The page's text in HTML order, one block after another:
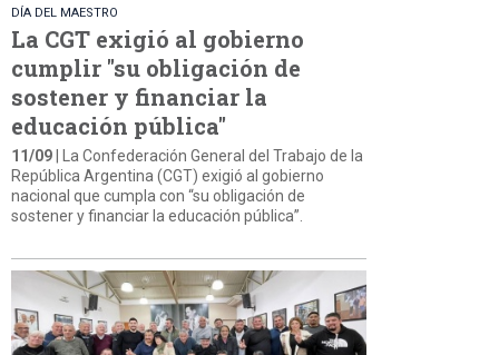
DÍA DEL MAESTRO
La CGT exigió al gobierno
cumplir "su obligación de
sostener y financiar la
educación pública"
11/09 | La Confederación General del Trabajo de la
República Argentina (CGT) exigió al gobierno
nacional que cumpla con “su obligación de
sostener y financiar la educación pública”.